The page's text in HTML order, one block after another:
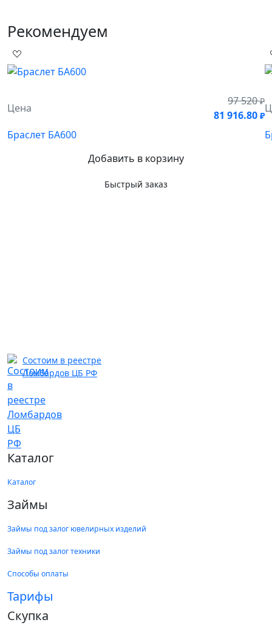
Рекомендуем
Цена
97 520₽
81 916.80 ₽
Браслет БА600
Добавить в корзину
Быстрый заказ
Состоим в реестре
Ломбардов ЦБ РФ
Каталог
Каталог
Займы
Займы под залог ювелирных изделий
Займы под залог техники
Способы оплаты
Тарифы
Скупка